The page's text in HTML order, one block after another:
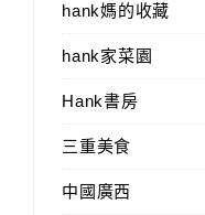
hank媽的收藏
hank家菜園
Hank書房
三重美食
中國廣西